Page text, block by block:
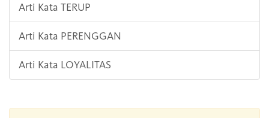
Arti Kata TERUP
Arti Kata PERENGGAN
Arti Kata LOYALITAS